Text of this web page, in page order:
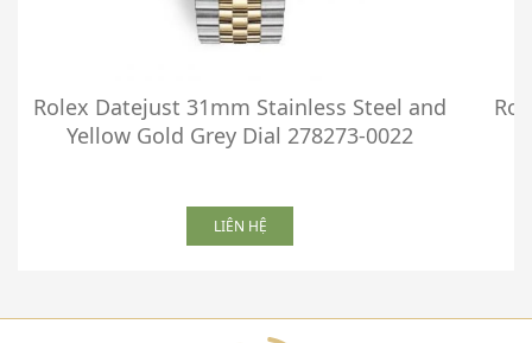
Rolex Datejust 31mm Stainless Steel and
Yellow Gold Grey Dial 278273-0022
LIÊN HỆ